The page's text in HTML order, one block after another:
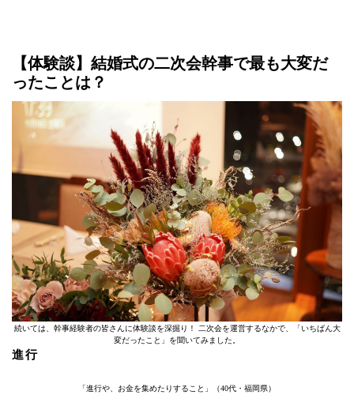
【体験談】結婚式の二次会幹事で最も大変だ
ったことは？
続いては、幹事経験者の皆さんに体験談を深掘り！ 二次会を運営するなかで、「いちばん大
変だったこと」を聞いてみました。
進行
「進行や、お金を集めたりすること」（40代・福岡県）